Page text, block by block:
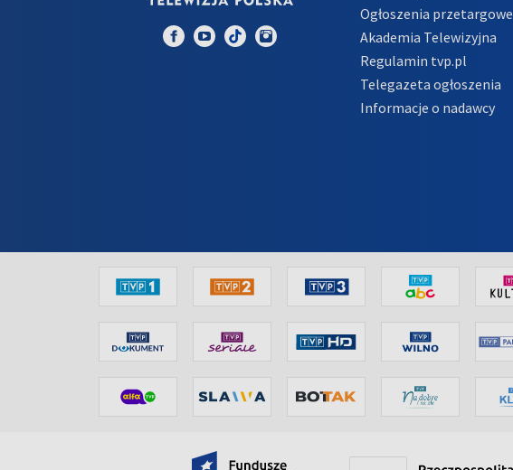
Ogłoszenia przetargowe
Akademia Telewizyjna
Regulamin tvp.pl
Telegazeta ogłoszenia
Informacje o nadawcy